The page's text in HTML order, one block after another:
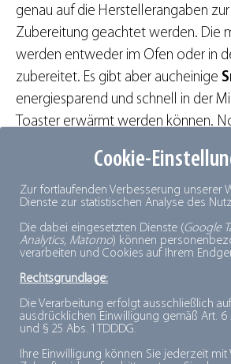
Cookie-
Zur fortlaufenden Verbesserung unserer
Dienste zur statistischen Analyse des
Die dabei eingesetzten Dienste (Google
Analytics, Matomo) können
verarbeiten und Cookies auf Ihrem
Rechtsgrundlage:
Die Verarbeitung erfolgt ausschließlich
ausdrücklichen Einwilligung gemäß Art. 6
und § 25 Abs. 1 TDDDG.
Ihre Einwilligung können Sie jederzeit
genau auf die Herstellerangaben
Zubereitung geachtet werden. Die
werden entweder im Ofen oder in
zubereitet. Es gibt aber aucheinige
energiesparend und schnell in der
Toaster erwärmt werden können.
geauftaut werden. Einmal
wieder einfrieren, sondern sie am
zubereiten.
Tipp:
Viele herzhafte